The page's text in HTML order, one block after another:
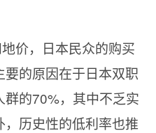
价，日本民众的购买
的原因在于日本双职
群的70%， 其中不乏实
历史性的低利率也推